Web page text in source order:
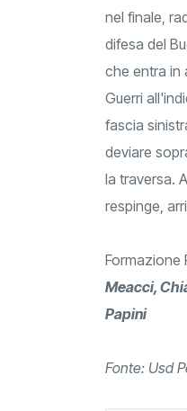
nel finale,
difesa del
che entra in
Guerri
fascia
deviare
la traversa.
respinge,
Formazione
Meacci,
Papini
Fonte: Usd